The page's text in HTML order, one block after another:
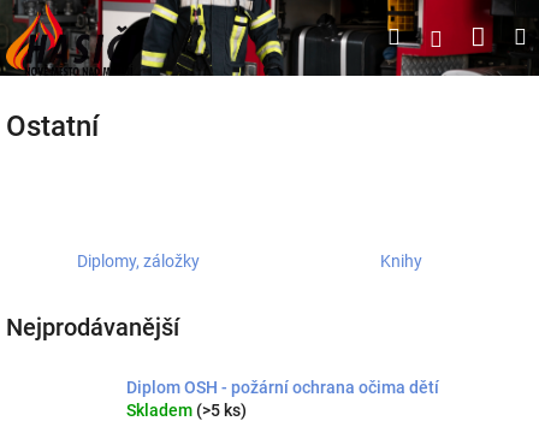
Přejít
na
obsah
HledatPřihlášení
Ostatní
Diplomy, záložky Knihy
Nejprodávanější
Diplom OSH - požární ochrana očima dětí
Skladem (>5 ks)